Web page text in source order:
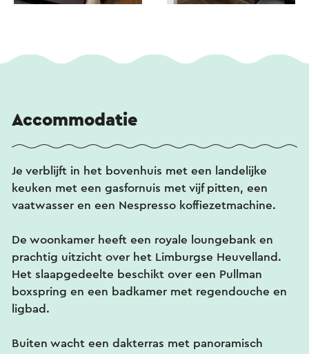
Accommodatie
Je verblijft in het bovenhuis met een landelijke
keuken met een gasfornuis met vijf pitten, een
vaatwasser en een Nespresso koffiezetmachine.
De woonkamer heeft een royale loungebank en
prachtig uitzicht over het Limburgse Heuvelland.
Het slaapgedeelte beschikt over een Pullman
boxspring en een badkamer met regendouche en
ligbad.
Buiten wacht een dakterras met panoramisch